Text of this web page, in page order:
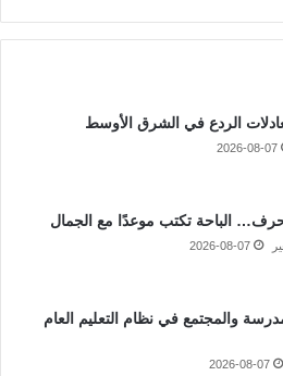
الردع في الشرق الأوسط
2026-08-07
الباحة تكتب موعدًا مع الجمال
2026-08-07
والمجتمع في نظام التعليم العام
2026-08-07